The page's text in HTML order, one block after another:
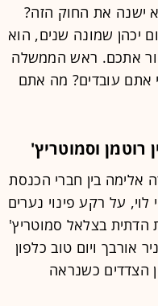
ישנה את החוק הזה?
יכהן שמונה שנים, הוא
אתכם. ראש הממשלה
אתם עובדים? מה אתם
וסמוטריץ'
אלימה בין חברי הכנסת
על רקע פינוי נערים
הדתית בצלאל סמוטריץ'
אורבך ויום טוב כלפון
הצדדים כשנראה